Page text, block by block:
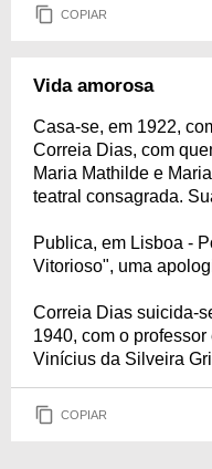
COPIAR
Vida amorosa
Casa-se, em 1922,
Correia Dias, com
Maria Mathilde e
teatral consagrada.
Publica, em Lisboa -
Vitorioso", uma
Correia Dias suicida-
1940, com o
Vinícius da Silveira
COPIAR